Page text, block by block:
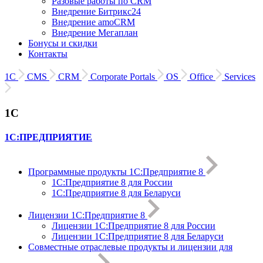
Внедрение Битрикс24
Внедрение amoCRM
Внедрение Мегаплан
Бонусы и скидки
Контакты
1С CMS CRM Corporate Portals OS Office Services
1С
1С:ПРЕДПРИЯТИЕ
Программные продукты 1С:Предприятие 8
1С:Предприятие 8 для России
1С:Предприятие 8 для Беларуси
Лицензии 1С:Предприятие 8
Лицензии 1С:Предприятие 8 для России
Лицензии 1С:Предприятие 8 для Беларуси
Совместные отраслевые продукты и лицензии для